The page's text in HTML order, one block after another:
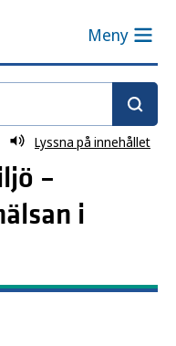
Meny
Lyssna på innehållet
–
i